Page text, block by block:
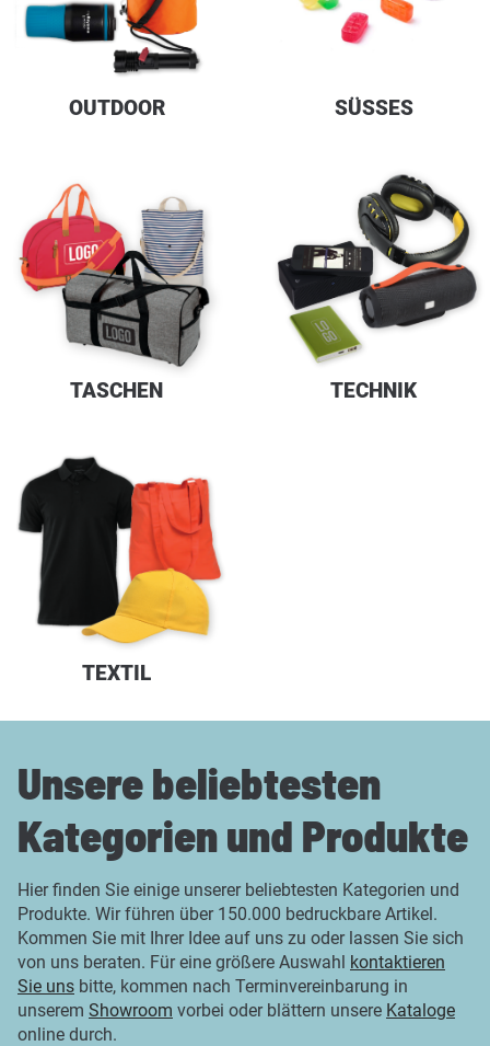
OUTDOOR SÜSSES
TASCHEN TECHNIK
TEXTIL
Unsere beliebtesten
Kategorien und Produkte
Hier finden Sie einige unserer beliebtesten Kategorien und
Produkte. Wir führen über 150.000 bedruckbare Artikel.
Kommen Sie mit Ihrer Idee auf uns zu oder lassen Sie sich
von uns beraten. Für eine größere Auswahl kontaktieren
Sie uns bitte, kommen nach Terminvereinbarung in
unserem Showroom vorbei oder blättern unsere Kataloge
online durch.